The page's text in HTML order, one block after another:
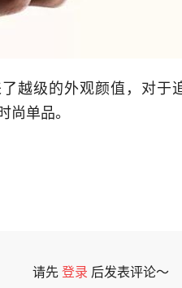
越级的外观颜值，对于
单品。
请先登录 后发表评论～